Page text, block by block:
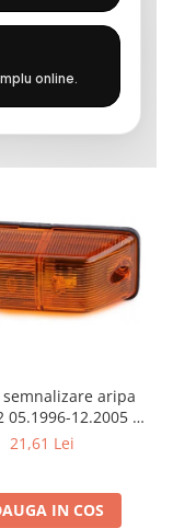
online.
semnalizare aripa
05.1996-12.2005 ;
Sprinter 1995-
Euroliner,
21,61 Lei
IN COS